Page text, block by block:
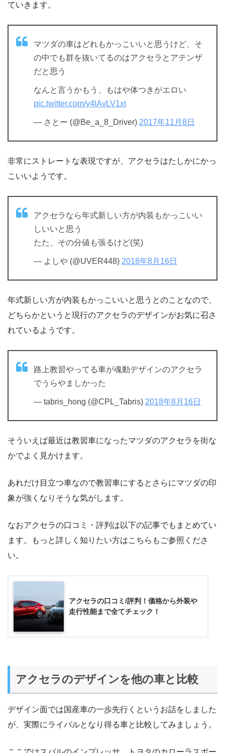
ていきます。
マツダの車はどれもかっこいいと思うけど、そ
の中でも群を抜いてるのはアクセラとアテンザ
だと思う
なんと言うかもう、もはや体つきがエロい
pic.twitter.com/y4lAvLV1xt
— さとー (@Be_a_8_Driver) 2017年11月8日
非常にストレートな表現ですが、アクセラはたしかにかっ
こいいようです。
アクセラなら年式新しい方が内装もかっこいい
しいいと思う
たた、その分値も張るけど(笑)
— よしや (@UVER448) 2018年8月16日
年式新しい方が内装もかっこいいと思うとのことなので、
どちらかというと現行のアクセラのデザインがお気に召さ
れているようです。
路上教習やってる車が魂動デザインのアクセラ
でうらやましかった
— tabris_hong (@CPL_Tabris) 2018年8月16日
そういえば最近は教習車になったマツダのアクセラを街な
かでよく見かけます。
あれだけ目立つ車なので教習車にするとさらにマツダの印
象が強くなりそうな気がします。
なおアクセラの口コミ・評判は以下の記事でもまとめてい
ます。もっと詳しく知りたい方はこちらもご参照くださ
い。
アクセラの口コミ/評判！価格から外装や
走行性能まで全てチェック！
アクセラのデザインを他の車と比較
デザイン面では国産車の一歩先行くというお話をしました
が、実際にライバルとなり得る車と比較してみましょう。